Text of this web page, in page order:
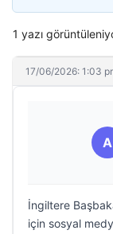
1 yazı
17/06/2026: 1:03
A
İngiltere
için sosyal